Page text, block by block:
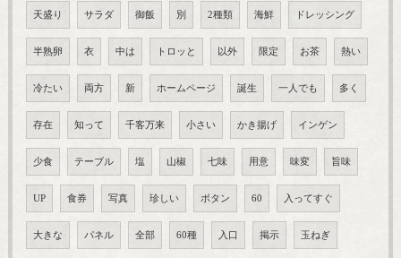
天盛り サラダ 御飯 別 2種類 海鮮 ドレッシング
半熟卵 衣 中は トロッと 以外 限定 お茶 熱い
冷たい 両方 新 ホームページ 誕生 一人でも 多く
存在 知って 千客万来 小さい かき揚げ インゲン
少食 テーブル 塩 山椒 七味 用意 味変 旨味
UP 食券 写真 珍しい ボタン 60 入ってすぐ
大きな パネル 全部 60種 入口 掲示 玉ねぎ